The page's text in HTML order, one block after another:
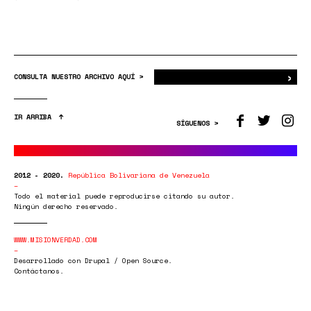
CONSULTA NUESTRO ARCHIVO AQUÍ > ›
IR ARRIBA
SÍGUENOS >
2012 - 2020. República Bolivariana de Venezuela
Todo el material puede reproducirse citando su autor.
Ningún derecho reservado.
WWW.MISIONVERDAD.COM
Desarrollado con Drupal / Open Source.
Contáctanos.